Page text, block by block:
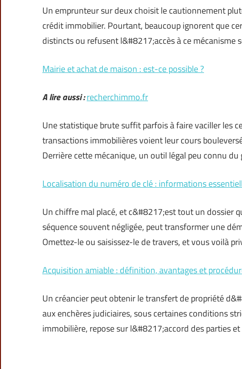
Un emprunteur sur deux choisit le cautionnement
crédit immobilier. Pourtant, beaucoup ignorent que
distincts ou refusent l&#8217;accès à ce mécanisme
Mairie et achat de maison : est-ce possible ?
A lire aussi :recherchimmo.fr
Une statistique brute suffit parfois à faire vaciller les
transactions immobilières voient leur cours
Derrière cette mécanique, un outil légal peu connu
Localisation du numéro de clé : informations
Un chiffre mal placé, et c&#8217;est tout un dossier
séquence souvent négligée, peut transformer une
Omettez-le ou saisissez-le de travers, et vous voilà
Acquisition amiable : définition, avantages et
Un créancier peut obtenir le transfert de propriété
aux enchères judiciaires, sous certaines conditions
immobilière, repose sur l&#8217;accord des parties